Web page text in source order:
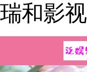
瑞和影视